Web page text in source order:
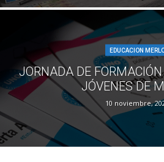
EDUCACION
JORNADA DE
JÓVENES DE
10 noviembre,